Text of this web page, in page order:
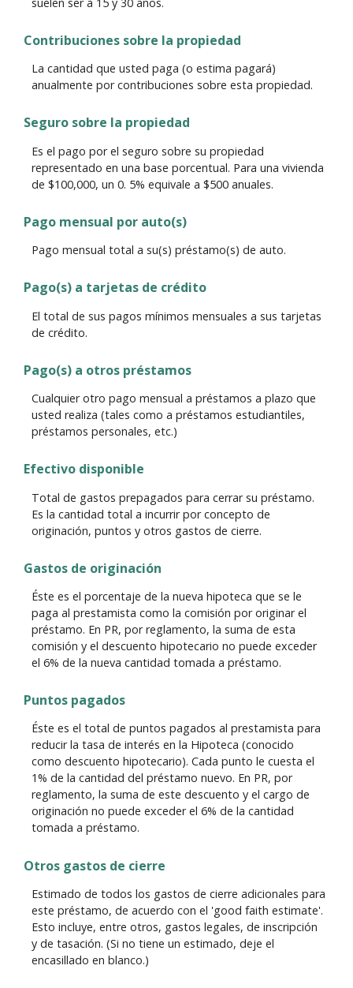
Contribuciones sobre la propiedad
La cantidad que usted paga (o estima pagará)
anualmente por contribuciones sobre esta propiedad.
Seguro sobre la propiedad
Es el pago por el seguro sobre su propiedad
representado en una base porcentual. Para una vivienda
de $100,000, un 0. 5% equivale a $500 anuales.
Pago mensual por auto(s)
Pago mensual total a su(s) préstamo(s) de auto.
Pago(s) a tarjetas de crédito
El total de sus pagos mínimos mensuales a sus tarjetas
de crédito.
Pago(s) a otros préstamos
Cualquier otro pago mensual a préstamos a plazo que
usted realiza (tales como a préstamos estudiantiles,
préstamos personales, etc.)
Efectivo disponible
Total de gastos prepagados para cerrar su préstamo.
Es la cantidad total a incurrir por concepto de
originación, puntos y otros gastos de cierre.
Gastos de originación
Éste es el porcentaje de la nueva hipoteca que se le
paga al prestamista como la comisión por originar el
préstamo. En PR, por reglamento, la suma de esta
comisión y el descuento hipotecario no puede exceder
el 6% de la nueva cantidad tomada a préstamo.
Puntos pagados
Éste es el total de puntos pagados al prestamista para
reducir la tasa de interés en la Hipoteca (conocido
como descuento hipotecario). Cada punto le cuesta el
1% de la cantidad del préstamo nuevo. En PR, por
reglamento, la suma de este descuento y el cargo de
originación no puede exceder el 6% de la cantidad
tomada a préstamo.
Otros gastos de cierre
Estimado de todos los gastos de cierre adicionales para
este préstamo, de acuerdo con el 'good faith estimate'.
Esto incluye, entre otros, gastos legales, de inscripción
y de tasación. (Si no tiene un estimado, deje el
encasillado en blanco.)